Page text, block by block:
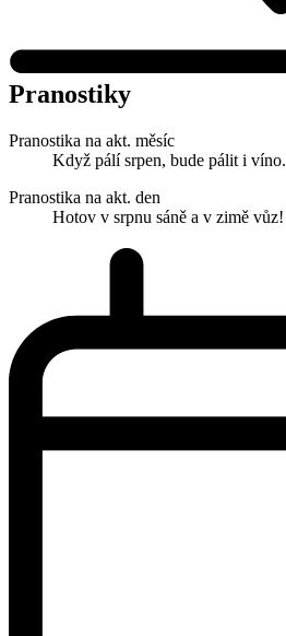
Pranostiky
Pranostika na akt. měsíc
Když pálí srpen, bude pálit i víno.
Pranostika na akt. den
Hotov v srpnu sáně a v zimě vůz!